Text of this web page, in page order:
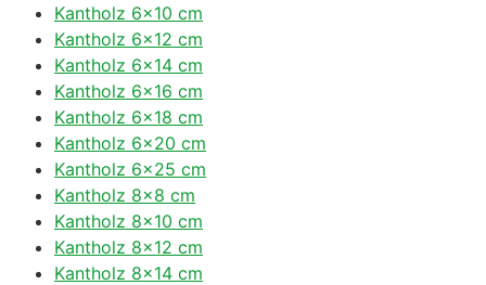
Kantholz 6×10 cm
Kantholz 6×12 cm
Kantholz 6×14 cm
Kantholz 6×16 cm
Kantholz 6×18 cm
Kantholz 6×20 cm
Kantholz 6×25 cm
Kantholz 8×8 cm
Kantholz 8×10 cm
Kantholz 8×12 cm
Kantholz 8×14 cm